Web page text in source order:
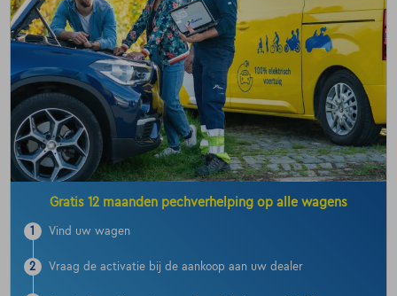
Gratis 12 maanden pechverhelping op alle wagens
1 Vind uw wagen
2 Vraag de activatie bij de aankoop aan uw dealer